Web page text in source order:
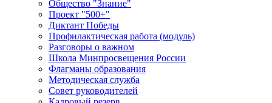
Общество "Знание"
Проект "500+"
Диктант Победы
Профилактическая работа (модуль)
Разговоры о важном
Школа Минпросвещения России
Флагманы образования
Методическая служба
Совет руководителей